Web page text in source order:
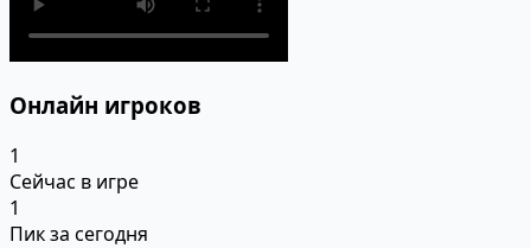
Онлайн игроков
1
Сейчас в игре
1
Пик за сегодня